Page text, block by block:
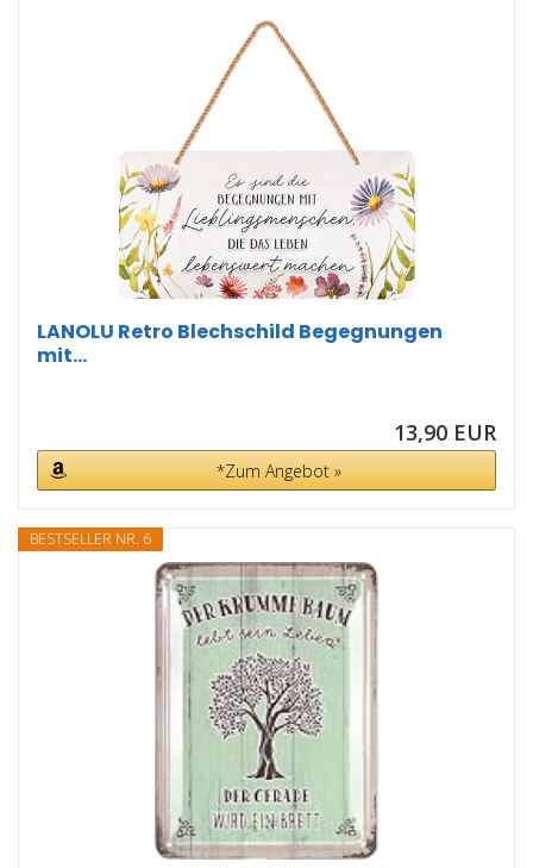
LANOLU Retro Blechschild Begegnungen
mit...
13,90 EUR
*Zum Angebot »
BESTSELLER NR. 6